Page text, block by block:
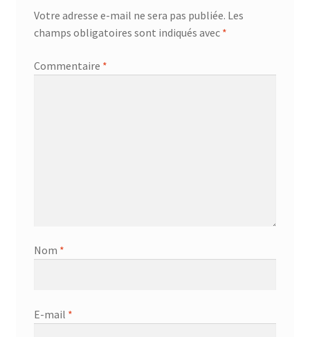
Votre adresse e-mail ne sera pas publiée. Les
champs obligatoires sont indiqués avec *
Commentaire *
Nom *
E-mail *